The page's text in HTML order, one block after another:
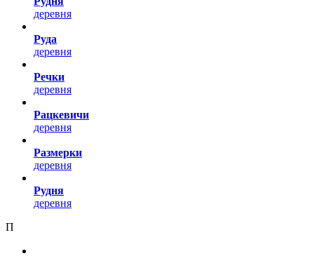
деревня
Руда
деревня
Речки
деревня
Рацкевичи
деревня
Размерки
деревня
Рудня
деревня
П